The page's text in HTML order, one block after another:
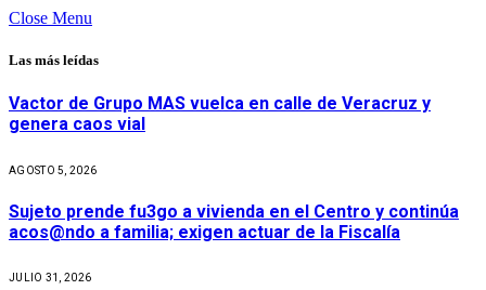
Close Menu
Las más leídas
Vactor de Grupo MAS vuelca en calle de Veracruz y
genera caos vial
AGOSTO 5, 2026
Sujeto prende fu3go a vivienda en el Centro y continúa
acos@ndo a familia; exigen actuar de la Fiscalía
JULIO 31, 2026